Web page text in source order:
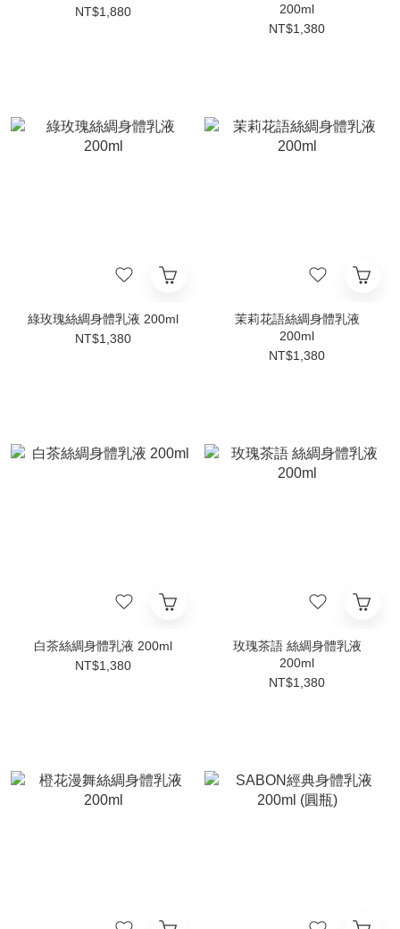
NT$1,880
200ml
NT$1,380
綠玫瑰絲綢身體乳液 200ml
NT$1,380
茉莉花語絲綢身體乳液
200ml
NT$1,380
白茶絲綢身體乳液 200ml
NT$1,380
玫瑰茶語 絲綢身體乳液
200ml
NT$1,380